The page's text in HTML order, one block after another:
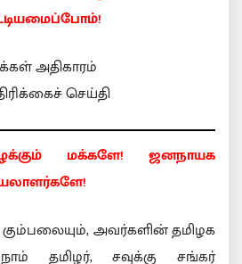
அதிகாரம்
செய்தி
மக்களே! ஜனநாயக
அவர்களின் தமிழக
தமிழர், சவுக்கு சங்கர்